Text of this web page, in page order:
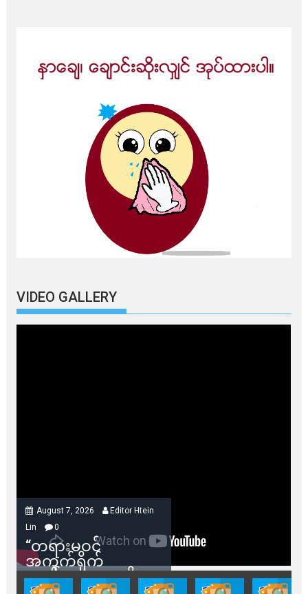
VIDEO GALLERY
August 7, 2026
Editor Htein
Lin
0
“တရားမဝင်
အကွက်ရိုက်
ရောင်းချမှုတွေကို